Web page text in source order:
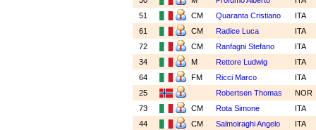
51
CM Quaranta Cristiano
ITA
61
CM Radice Luca
ITA
72
CM Ranfagni Stefano
ITA
34
M Rettore Ludwig
ITA
64
FM Ricci Marco
ITA
25
Robertsen Thomas
NOR
73
CM Rota Simone
ITA
44
CM Salmoiraghi Angelo
ITA